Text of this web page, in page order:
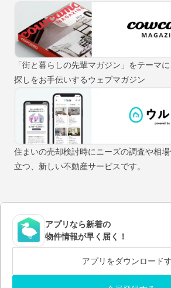
「街と暮らしの先輩マガジン」をテーマ
探しをお手伝いするウェブマガジン
住まいの売却検討時にニーズの調査や相
立つ、新しい不動産サービスです。
アプリなら新着の
物件情報が早く届く！
アプリをダウンロード